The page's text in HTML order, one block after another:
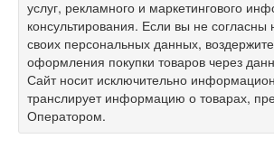
услуг, рекламного и маркетингового
консультирования. Если вы не согласны
своих персональных данных,
оформления покупки товаров через
Сайт носит исключительно
транслирует информацию о товарах,
Оператором.